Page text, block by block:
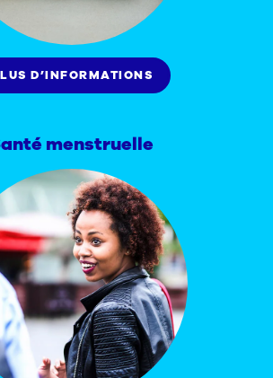
D’INFORMATIONS
menstruelle